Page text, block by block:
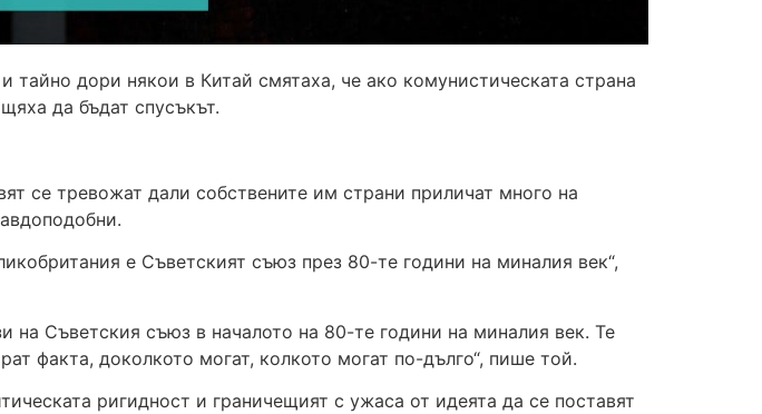
тайно дори някои в Китай смятаха, че ако комунистическата страна
да бъдат спусъкът.
се тревожат дали собствените им страни приличат много на
е Съветският съюз през 80-те години на миналия век“,
на Съветския съюз в началото на 80-те години на миналия век. Те
факта, доколкото могат, колкото могат по-дълго“, пише той.
ригидност и граничещият с ужаса от идеята да се поставят